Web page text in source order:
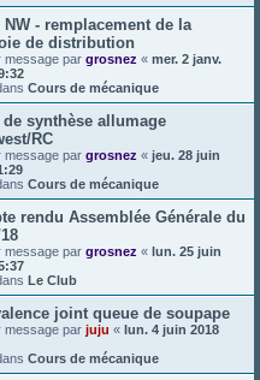
NW - remplacement de la
de distribution
message par grosnez « mer. 2 janv.
Cours de mécanique
de synthèse allumage
RC
message par grosnez « jeu. 28 juin
Cours de mécanique
rendu Assemblée Générale du
message par grosnez « lun. 25 juin
Le Club
joint queue de soupape
message par juju « lun. 4 juin 2018
Cours de mécanique